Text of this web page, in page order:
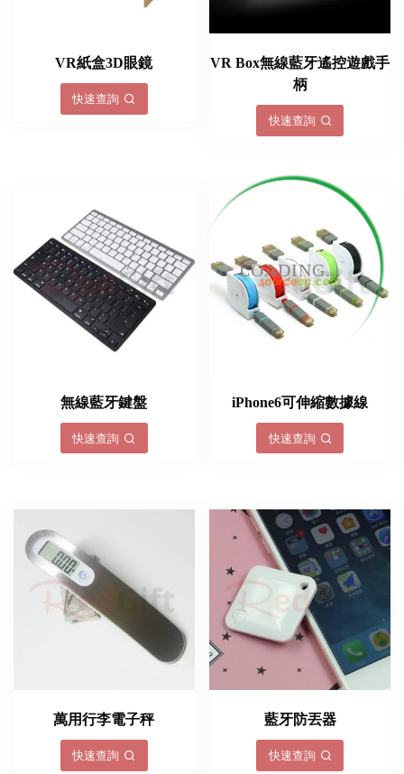
LOADING...
VR紙盒3D眼鏡
快速查詢
VR Box無線藍牙遙控遊戲手
柄
快速查詢
無線藍牙鍵盤
快速查詢
iPhone6​​可伸縮數據線
快速查詢
萬用行李電子秤
快速查詢
藍牙防丟器
快速查詢